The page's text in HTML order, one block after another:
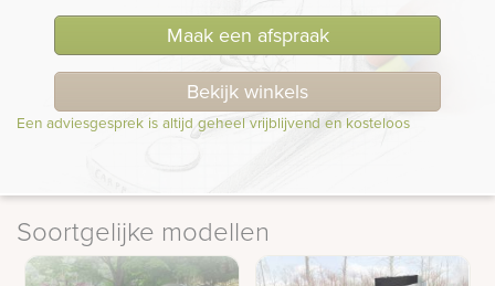
Maak een afspraak
Bekijk winkels
Een adviesgesprek is altijd geheel vrijblijvend en kosteloos
Soortgelijke modellen